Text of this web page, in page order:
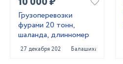
Грузоперевозки
фурами 20 тонн,
шаланда, длинномер
27 декабря 2020 Балашиха